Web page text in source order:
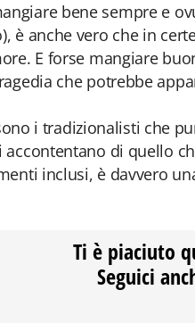
bene sempre e
è anche vero che in
E forse mangiare
che potrebbe
i tradizionalisti che
accontentano di quello
inclusi, è davvero
Ti è piaciuto
Seguici